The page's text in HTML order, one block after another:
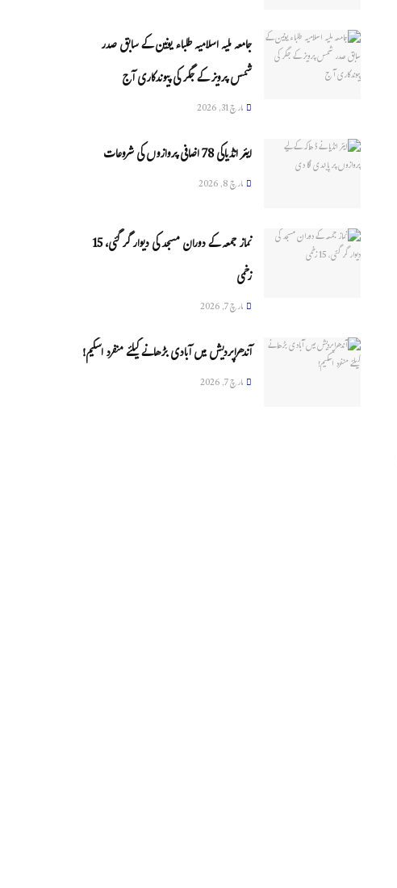
جامعہ ملیہ اسلامیہ طلباء یونین کے سابق صدر
شمس پرویز کے جگر کی پیوندکاری آج
مارچ 31, 2026
ایئر انڈیاکی 78 اضافی پروازوں کی شروعات
مارچ 8, 2026
نماز جمعہ کے دوران مسجد کی دیوار گر گئی، 15
زخمی
مارچ 7, 2026
آندھراپردیش میں آبادی بڑھانے کیلئے منفرد اسکیم!
مارچ 7, 2026